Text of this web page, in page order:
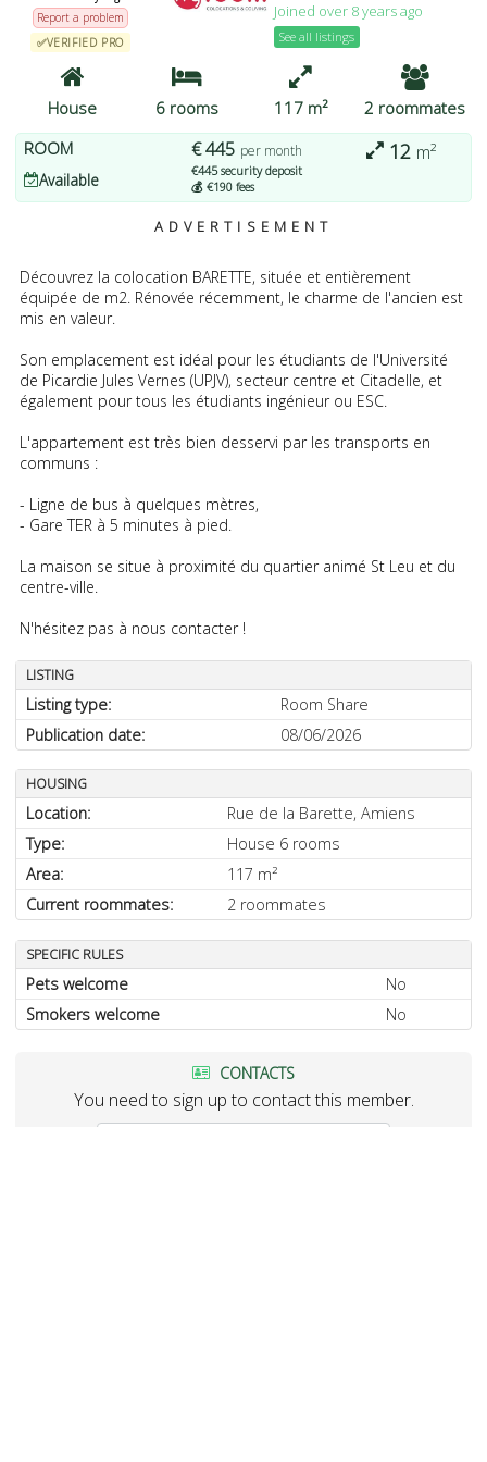
pouvez modifier vos préférences ou retirer votre
consentement à tout moment en revenant sur ce site et en
cliquant sur le bouton "Confidentialité" en bas de la page Web.
PLUS D'OPTIONS JE REFUSE
Report a problem
✅VERIFIED PRO
Joined over 8 years ago
See all listings
House 6 rooms 117 m²
2 roommates
ROOM
€ 445 per month 12 m²
Available
€445 security deposit
💰 €190 fees
ADVERTISEMENT
Découvrez la colocation BARETTE, située et entièrement
équipée de m2. Rénovée récemment, le charme de l'ancien est
mis en valeur.
Son emplacement est idéal pour les étudiants de l'Université
de Picardie Jules Vernes (UPJV), secteur centre et Citadelle, et
également pour tous les étudiants ingénieur ou ESC.
L'appartement est très bien desservi par les transports en
communs :
- Ligne de bus à quelques mètres,
- Gare TER à 5 minutes à pied.
La maison se situe à proximité du quartier animé St Leu et du
centre-ville.
N'hésitez pas à nous contacter !
LISTING
Listing type:
Room Share
Publication date:
08/06/2026
HOUSING
Location: Rue de la Barette, Amiens
Type:
House 6 rooms
Area:
117 m²
Current roommates:
2 roommates
SPECIFIC RULES
Pets welcome
No
Smokers welcome
No
CONTACTS
You need to sign up to contact this member.